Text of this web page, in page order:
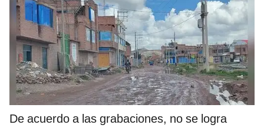
De acuerdo a las grabaciones, no se logra